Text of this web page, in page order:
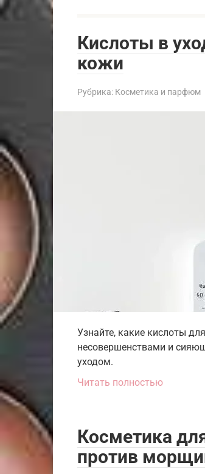
Кислоты в
кожи
Рубрика: Косметика и парфюм
Узнайте, какие кислоты
несовершенствами и
уходом.
Читать полностью
Косметика
против